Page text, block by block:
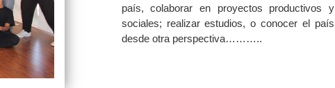
país, colaborar en proyectos productivos y
sociales; realizar estudios, o conocer el país
desde otra perspectiva………..